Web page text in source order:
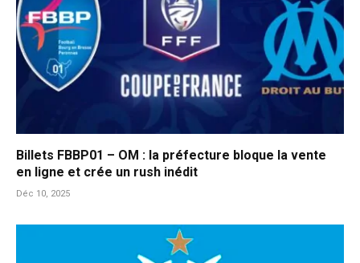
Billets FBBP01 – OM : la préfecture bloque la vente
en ligne et crée un rush inédit
Déc 10, 2025